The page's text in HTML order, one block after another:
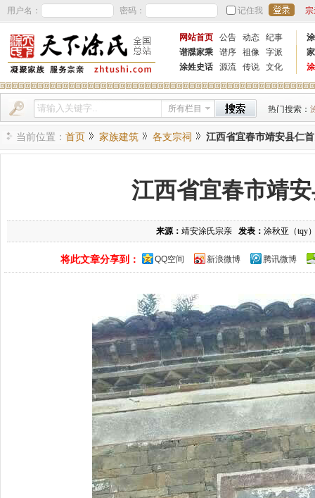
用户名： 密码： 记住我
网站首页 公告 动态 纪事
谱牒家乘
谱序 祖像 字派
涂姓史话
源流 传说 文化
所有栏目 热门搜索：
当前位置： 首页 家族建筑 各支宗祠 江西省宜春市靖安县仁
江西省宜春市靖
来源： 靖安涂氏宗亲 发表： 涂秋亚（tqy
将此文章分享到： QQ空间 新浪微博 腾讯微博